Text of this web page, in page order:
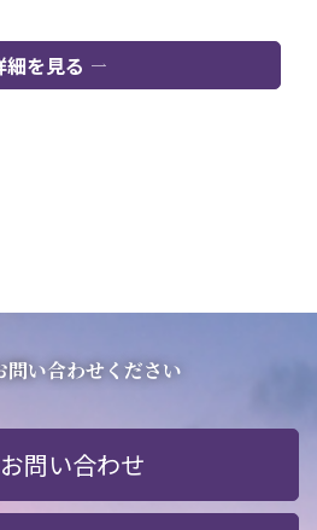
細を見る
問い合わせください
お問い合わせ